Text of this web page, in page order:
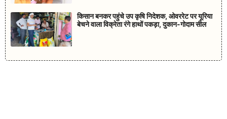
किसान बनकर पहुंचे उप कृषि निदेशक, ओवररेट पर यूरिया
बेचने वाला विक्रेता रंगे हाथों पकड़ा, दुकान-गोदाम सील